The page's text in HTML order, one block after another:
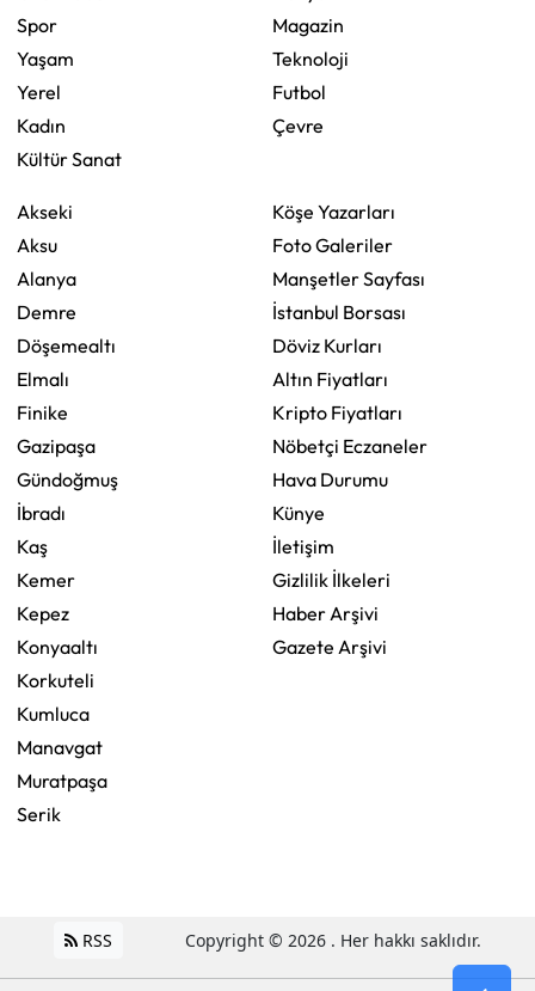
Spor
Yaşam
Yerel
Kadın
Kültür Sanat
Magazin
Teknoloji
Futbol
Çevre
Akseki
Aksu
Alanya
Demre
Döşemealtı
Elmalı
Finike
Gazipaşa
Gündoğmuş
İbradı
Kaş
Kemer
Kepez
Konyaaltı
Korkuteli
Kumluca
Manavgat
Muratpaşa
Serik
Köşe Yazarları
Foto Galeriler
Manşetler Sayfası
İstanbul Borsası
Döviz Kurları
Altın Fiyatları
Kripto Fiyatları
Nöbetçi Eczaneler
Hava Durumu
Künye
İletişim
Gizlilik İlkeleri
Haber Arşivi
Gazete Arşivi
RSS Copyright © 2026 . Her hakkı saklıdır.